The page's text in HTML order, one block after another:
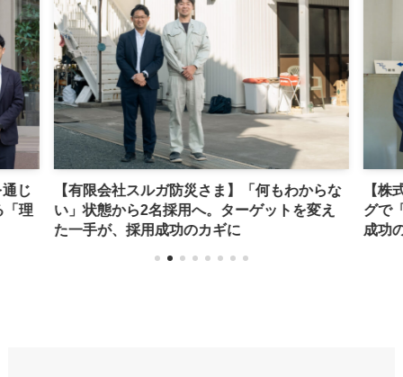
じ
「理
【有限会社スルガ防災さま】「何もわからな
い」状態から2名採用へ。ターゲットを変え
た一手が、採用成功のカギに
【株
グで
成功